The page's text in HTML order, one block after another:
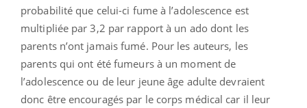
probabilité que celui-ci fume à l’adolescence est
multipliée par 3,2 par rapport à un ado dont les
parents n’ont jamais fumé. Pour les auteurs, les
parents qui ont été fumeurs à un moment de
l’adolescence ou de leur jeune âge adulte devraient
donc être encouragés par le corps médical car il leur